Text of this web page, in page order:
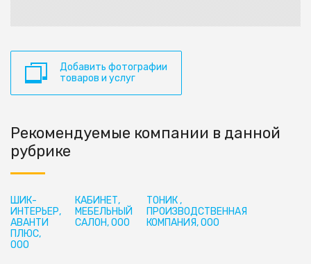
Добавить фотографии
товаров и услуг
Рекомендуемые компании в данной
рубрике
ШИК-
ИНТЕРЬЕР,
АВАНТИ
ПЛЮС,
ООО
КАБИНЕТ,
МЕБЕЛЬНЫЙ
САЛОН, ООО
ТОНИК ,
ПРОИЗВОДСТВЕННАЯ
КОМПАНИЯ, ООО